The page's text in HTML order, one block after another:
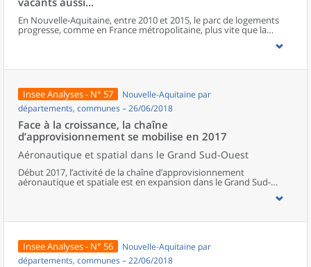
ou les ouvriers sont les salariés les plus exposés à ces formes
d’emploi.
En Nouvelle-Aquitaine, entre 2010 et 2015, le parc de logements
progresse, comme en France métropolitaine, plus vite que la
population. L’attractivité de la région porte la croissance, autant
celle des résidences principales que des secondaires, mais ce sont
Insee Analyses - N° 57
Nouvelle-Aquitaine par
départements, communes – 26/06/2018
Face à la croissance, la chaîne
d’approvisionnement se mobilise en 2017
Aéronautique et spatial dans le Grand Sud-Ouest
Début 2017, l’activité de la chaîne d’approvisionnement
aéronautique et spatiale est en expansion dans le Grand Sud-
Ouest : tous les secteurs se mobilisent pour répondre à la forte
demande des grands constructeurs. Les usines et les sociétés de
capacité de production. Pour adapter leur offre, les chefs
recruter et de former sans recourir davantage à la sous-traitance
ou à l’emploi intérimaire.
Insee Analyses - N° 56
Nouvelle-Aquitaine par
départements, communes – 22/06/2018